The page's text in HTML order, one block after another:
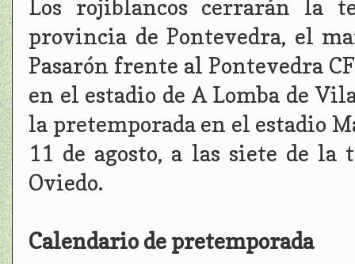
Los rojiblancos cerrarán la
provincia de Pontevedra, el
Pasarón frente al Pontevedra
en el estadio de A Lomba de
la pretemporada en el estadio
11 de agosto, a las siete de la
Oviedo.
Calendario de pretemporada